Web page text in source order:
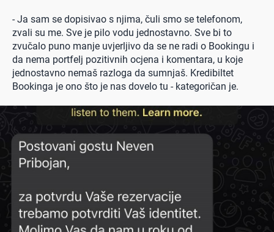
- Ja sam se dopisivao s njima, čuli smo se telefonom,
zvali su me. Sve je pilo vodu jednostavno. Sve bi to
zvučalo puno manje uvjerljivo da se ne radi o Bookingu i
da nema portfelj pozitivnih ocjena i komentara, u koje
jednostavno nemaš razloga da sumnjaš. Kredibiltet
Bookinga je ono što je nas dovelo tu - kategoričan je.